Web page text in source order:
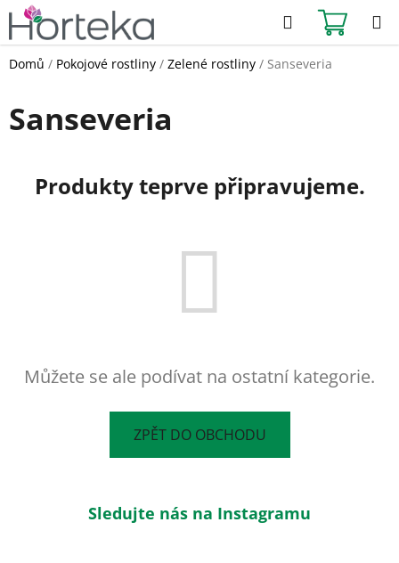
Přejít
na
obsah
Hledat
KOŠÍK
Domů / Pokojové rostliny / Zelené rostliny / Sanseveria
Sanseveria
Produkty teprve připravujeme.
Můžete se ale podívat na ostatní kategorie.
ZPĚT DO OBCHODU
Sledujte nás na Instagramu